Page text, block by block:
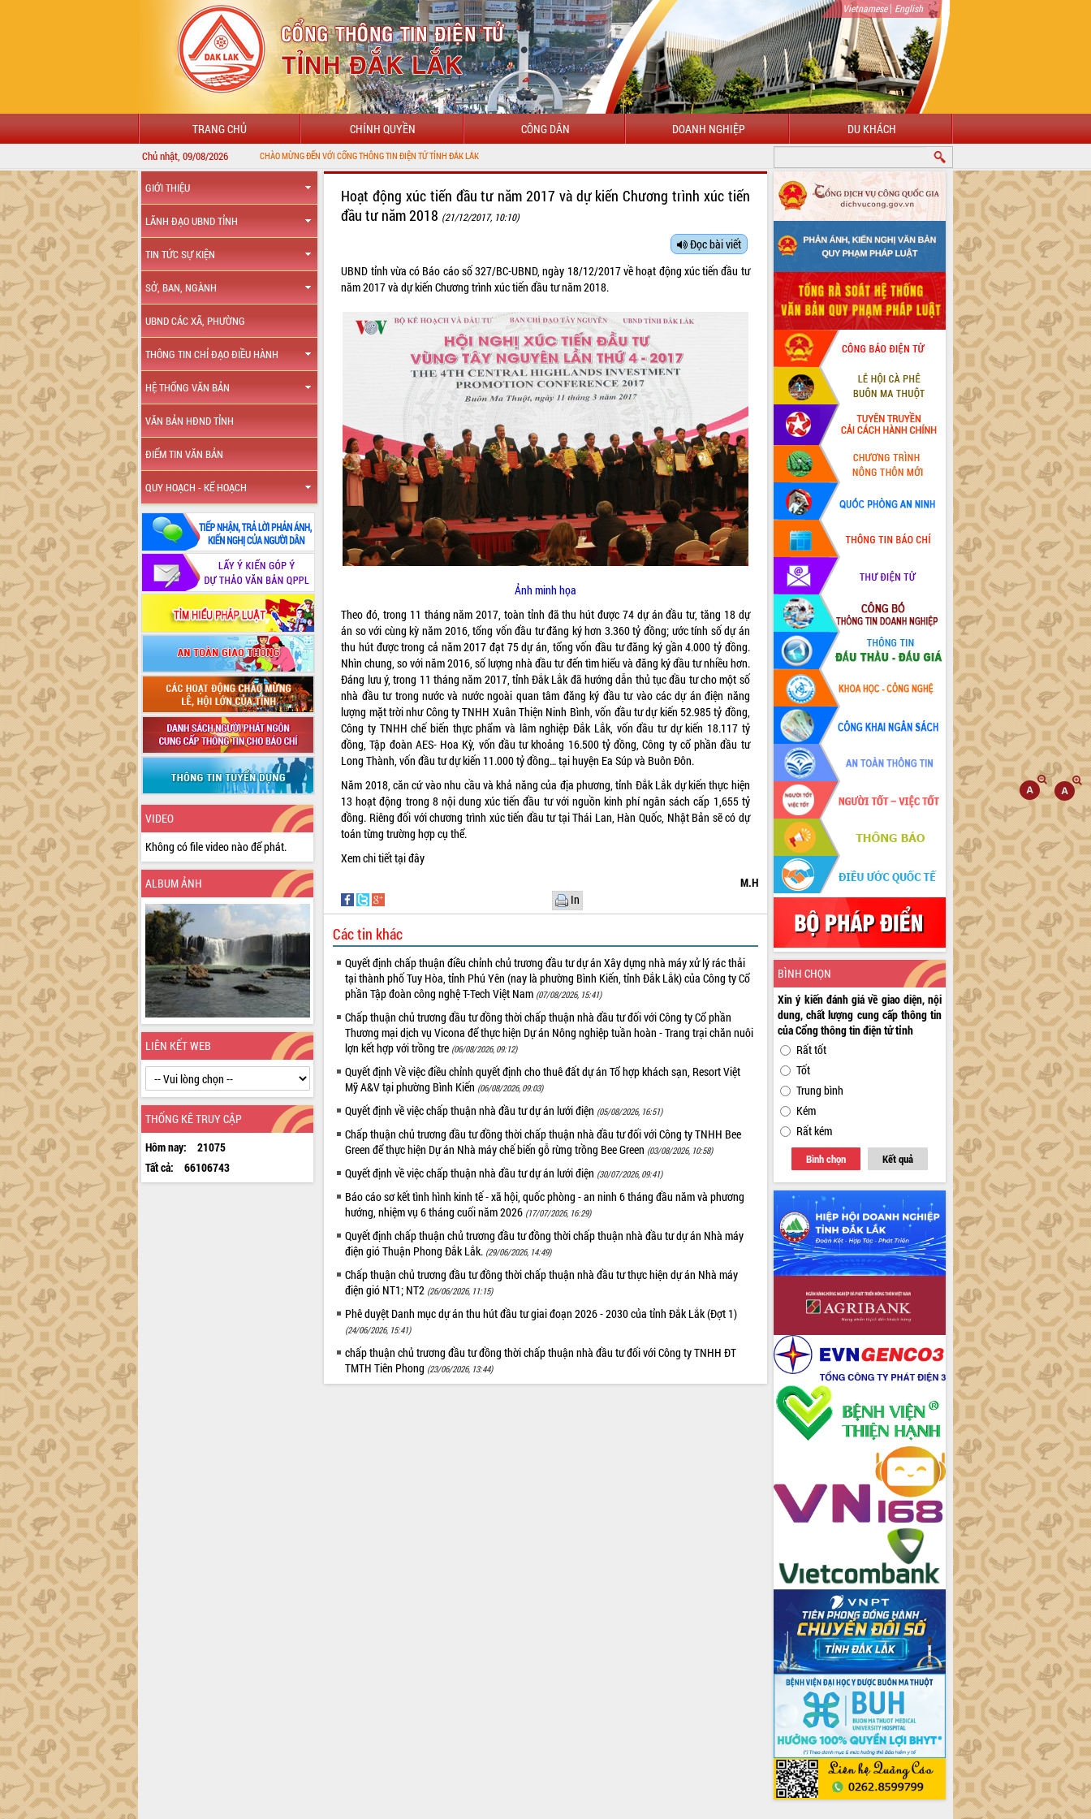
Vietnamese| English
TRANG CHỦ CHÍNH QUYỀN CÔNG DÂN DOANH NGHIỆP DU KHÁCH
Chủ nhật, 09/08/2026CHÀO MỪNG ĐẾN VỚI CỔNG THÔNG TIN ĐIỆN TỬ TỈNH ĐẮK LẮK
GIỚI THIỆU
LÃNH ĐẠO UBND TỈNH
TIN TỨC SỰ KIỆN
SỞ, BAN, NGÀNH
UBND CÁC XÃ, PHƯỜNG
THÔNG TIN CHỈ ĐẠO ĐIỀU HÀNH
HỆ THỐNG VĂN BẢN
VĂN BẢN HĐND TỈNH
ĐIỂM TIN VĂN BẢN
QUY HOẠCH - KẾ HOẠCH
VIDEO
Không có file video nào để phát.
ALBUM ẢNH
LIÊN KẾT WEB
THỐNG KÊ TRUY CẬP
Hôm nay:
21075
Tất cả:
66106743
Hoạt động xúc tiến đầu tư năm 2017 và dự kiến Chương trình xúc tiến
đầu tư năm 2018 (21/12/2017, 10:10)
Đọc bài viết
UBND tỉnh vừa có Báo cáo số 327/BC-UBND, ngày 18/12/2017 về hoạt động xúc tiến đầu tư
năm 2017 và dự kiến Chương trình xúc tiến đầu tư năm 2018.
Ảnh minh họa
Theo đó, trong 11 tháng năm 2017, toàn tỉnh đã thu hút được 74 dự án đầu tư, tăng 18 dự
án so với cùng kỳ năm 2016, tổng vốn đầu tư đăng ký hơn 3.360 tỷ đồng; ước tính số dự án
thu hút được trong cả năm 2017 đạt 75 dự án, tổng vốn đầu tư đăng ký gần 4.000 tỷ đồng.
Nhìn chung, so với năm 2016, số lượng nhà đầu tư đến tìm hiểu và đăng ký đầu tư nhiều hơn.
Đáng lưu ý, trong 11 tháng năm 2017, tỉnh Đắk Lắk đã hướng dẫn thủ tục đầu tư cho một số
nhà đầu tư trong nước và nước ngoài quan tâm đăng ký đầu tư vào các dự án điện năng
lượng mặt trời như Công ty TNHH Xuân Thiện Ninh Bình, vốn đầu tư dự kiến 52.985 tỷ đồng,
Công ty TNHH chế biến thực phẩm và lâm nghiệp Đắk Lắk, vốn đầu tư dự kiến 18.117 tỷ
đồng, Tập đoàn AES- Hoa Kỳ, vốn đầu tư khoảng 16.500 tỷ đồng, Công ty cổ phần đầu tư
Long Thành, vốn đầu tư dự kiến 11.000 tỷ đồng… tại huyện Ea Súp và Buôn Đôn.
Năm 2018, căn cứ vào nhu cầu và khả năng của địa phương, tỉnh Đắk Lắk dự kiến thực hiện
13 hoạt động trong 8 nội dung xúc tiến đầu tư với nguồn kinh phí ngân sách cấp 1,655 tỷ
đồng. Riêng đối với chương trình xúc tiến đầu tư tại Thái Lan, Hàn Quốc, Nhật Bản sẽ có dự
toán từng trường hợp cụ thể.
Xem chi tiếttại đây
M.H
In
Các tin khác
Quyết định chấp thuận điều chỉnh chủ trương đầu tư dự án Xây dựng nhà máy xử lý rác thải
tại thành phố Tuy Hòa, tỉnh Phú Yên (nay là phường Bình Kiến, tỉnh Đắk Lắk) của Công ty Cổ
phần Tập đoàn công nghệ T-Tech Việt Nam (07/08/2026, 15:41)
Chấp thuận chủ trương đầu tư đồng thời chấp thuận nhà đầu tư đối với Công ty Cổ phần
Thương mại dịch vụ Vicona để thực hiện Dự án Nông nghiệp tuần hoàn - Trang trại chăn nuôi
lợn kết hợp với trồng tre (06/08/2026, 09:12)
Quyết định Về việc điều chỉnh quyết định cho thuê đất dự án Tổ hợp khách sạn, Resort Việt
Mỹ A&V tại phường Bình Kiến (06/08/2026, 09:03)
Quyết định về việc chấp thuận nhà đầu tư dự án lưới điện (05/08/2026, 16:51)
Chấp thuận chủ trương đầu tư đồng thời chấp thuận nhà đầu tư đối với Công ty TNHH Bee
Green để thực hiện Dự án Nhà máy chế biến gỗ rừng trồng Bee Green (03/08/2026, 10:58)
Quyết định về việc chấp thuận nhà đầu tư dự án lưới điện (30/07/2026, 09:41)
Báo cáo sơ kết tình hình kinh tế - xã hội, quốc phòng - an ninh 6 tháng đầu năm và phương
hướng, nhiệm vụ 6 tháng cuối năm 2026 (17/07/2026, 16:29)
Quyết định chấp thuận chủ trương đầu tư đồng thời chấp thuận nhà đầu tư dự án Nhà máy
điện gió Thuận Phong Đắk Lắk. (29/06/2026, 14:49)
Chấp thuận chủ trương đầu tư đồng thời chấp thuận nhà đầu tư thực hiện dự án Nhà máy
điện gió NT1; NT2 (26/06/2026, 11:15)
Phê duyệt Danh mục dự án thu hút đầu tư giai đoạn 2026 - 2030 của tỉnh Đắk Lắk (Đợt 1)
(24/06/2026, 15:41)
chấp thuận chủ trương đầu tư đồng thời chấp thuận nhà đầu tư đối với Công ty TNHH ĐT
TMTH Tiên Phong (23/06/2026, 13:44)
BÌNH CHỌN
Xin ý kiến đánh giá về giao diện, nội
dung, chất lượng cung cấp thông tin
của Cổng thông tin điện tử tỉnh
Rất tốt
Tốt
Trung bình
Kém
Rất kém
Bình chọn Kết quả